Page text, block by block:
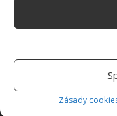
Zásady
SOUVISEJÍCÍ